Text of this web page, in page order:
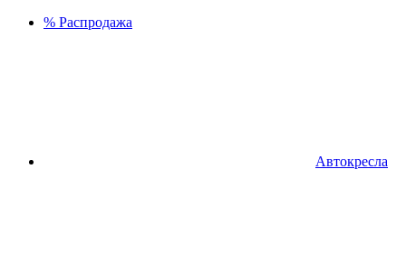
% Распродажа
Автокресла